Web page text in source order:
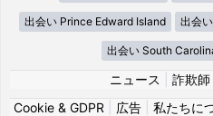
出会い Prince Edward Island 出会
出会い South
ニュース 詐欺師
Cookie & GDPR
広告 私たちに